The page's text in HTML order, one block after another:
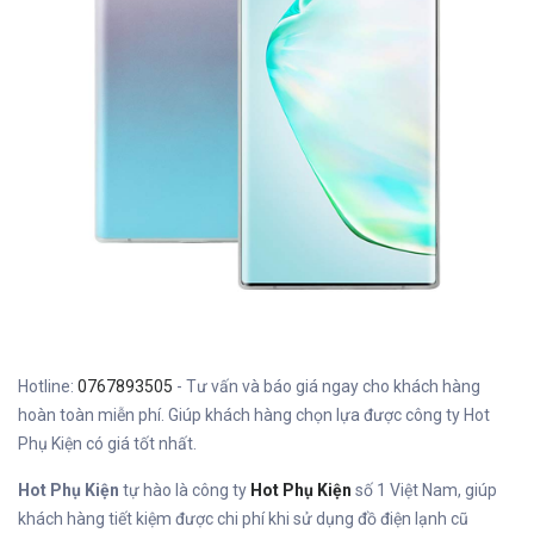
Hotline: 0767893505 - Tư vấn và báo giá ngay cho khách hàng
hoàn toàn miễn phí. Giúp khách hàng chọn lựa được công ty Hot
Phụ Kiện có giá tốt nhất.
Hot Phụ Kiện tự hào là công ty Hot Phụ Kiện số 1 Việt Nam, giúp
khách hàng tiết kiệm được chi phí khi sử dụng đồ điện lạnh cũ